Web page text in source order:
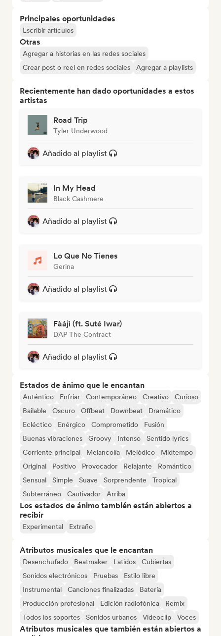
Principales oportunidades
Escribir artículos
Otras
Agregar a historias en las redes sociales
Crear post o reel en redes sociales
Agregar a playlists
Recientemente han dado oportunidades a estos
artistas
Road Trip
Tyler Underwood
Añadido al playlist
In My Head
Black Cashmere
Añadido al playlist
Lo Que No Tienes
Gerina
Añadido al playlist
Fàájì (ft. Suté Iwar)
DAP The Contract
Añadido al playlist
Estados de ánimo que le encantan
Auténtico Enfriar Contemporáneo Creativo
Curioso
Bailable
Oscuro Offbeat Downbeat
Dramático
Ecléctico
Enérgico Comprometido
Fusión
Buenas vibraciones
Groovy Intenso
Sentido lyrics
Corriente principal
Melancolía Melódico
Midtempo
Original
Positivo Provocador Relajante
Romántico
Sensual
Simple Suave Sorprendente
Tropical
Subterráneo
Cautivador Arriba
Los estados de ánimo también están abiertos a
recibir
Experimental Extraño
Atributos musicales que le encantan
Desenchufado Beatmaker Latidos
Cubiertas
Sonidos electrónicos
Pruebas
Estilo libre
Instrumental
Canciones finalizadas
Batería
Producción profesional
Edición radiofónica
Remix
Todos los soportes
Sonidos urbanos Videoclip Voces
Atributos musicales que también están abiertos a